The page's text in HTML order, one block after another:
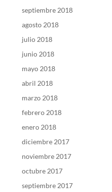
septiembre 2018
agosto 2018
julio 2018
junio 2018
mayo 2018
abril 2018
marzo 2018
febrero 2018
enero 2018
diciembre 2017
noviembre 2017
octubre 2017
septiembre 2017